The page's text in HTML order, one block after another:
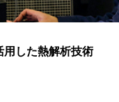
用した熱解析技術